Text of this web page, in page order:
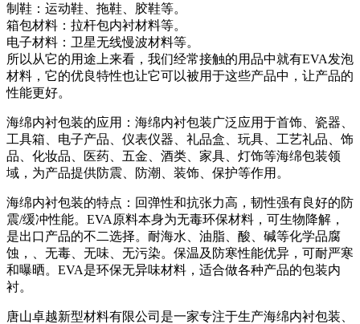
制鞋：运动鞋、拖鞋、胶鞋等。
箱包材料：拉杆包内衬材料等。
电子材料：卫星无线慢波材料等。
所以从它的用途上来看，我们经常接触的用品中就有EVA发泡
材料，它的优良特性也让它可以被用于这些产品中，让产品的
性能更好。
海绵内衬包装的应用：海绵内衬包装广泛应用于首饰、瓷器、
工具箱、电子产品、仪表仪器、礼品盒、玩具、工艺礼品、饰
品、化妆品、医药、五金、酒类、家具、灯饰等海绵包装领
域，为产品提供防震、防潮、装饰、保护等作用。
海绵内衬包装的特点：回弹性和抗张力高，韧性强有良好的防
震/缓冲性能。EVA原料本身为无毒环保材料，可生物降解，
是出口产品的不二选择。耐海水、油脂、酸、碱等化学品腐
蚀，、无毒、无味、无污染。保温及防寒性能优异，可耐严寒
和曝晒。EVA是环保无异味材料，适合做各种产品的包装内
衬。
唐山卓越新型材料有限公司是一家专注于生产海绵内衬包装、